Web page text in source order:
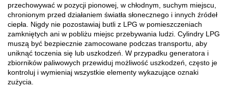
przechowywać w pozycji pionowej, w chłodnym, suchym miejscu,
chronionym przed działaniem światła słonecznego i innych źródeł
ciepła. Nigdy nie pozostawiaj butli z LPG w pomieszczeniach
zamkniętych ani w pobliżu miejsc przebywania ludzi. Cylindry LPG
muszą być bezpiecznie zamocowane podczas transportu, aby
uniknąć toczenia się lub uszkodzeń. W przypadku generatora i
zbiorników paliwowych przewiduj możliwość uszkodzeń, często je
kontroluj i wymieniaj wszystkie elementy wykazujące oznaki
zużycia.